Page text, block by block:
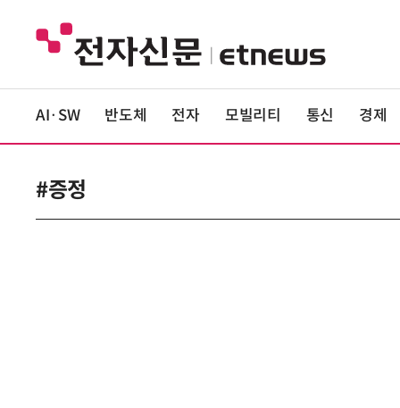
AI·SW 반도체 전자 모빌리티 통신 경제
#증정